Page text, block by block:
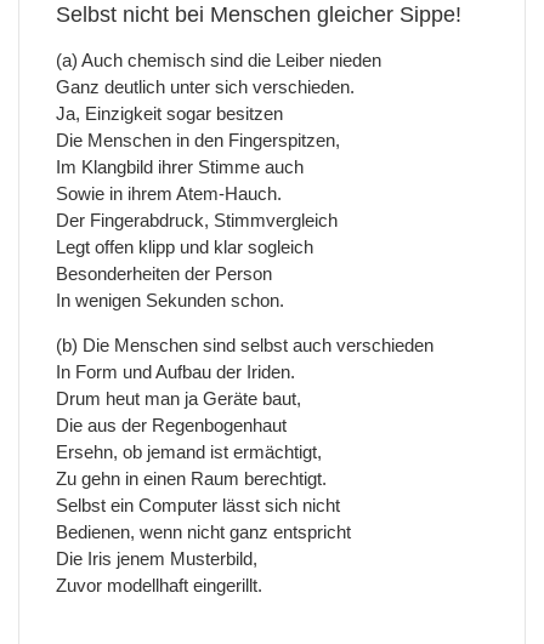
Selbst nicht bei Menschen gleicher Sippe!
(a) Auch chemisch sind die Leiber nieden
Ganz deutlich unter sich verschieden.
Ja, Einzigkeit sogar besitzen
Die Menschen in den Fingerspitzen,
Im Klangbild ihrer Stimme auch
Sowie in ihrem Atem-Hauch.
Der Fingerabdruck, Stimmvergleich
Legt offen klipp und klar sogleich
Besonderheiten der Person
In wenigen Sekunden schon.
(b) Die Menschen sind selbst auch verschieden
In Form und Aufbau der Iriden.
Drum heut man ja Geräte baut,
Die aus der Regenbogenhaut
Ersehn, ob jemand ist ermächtigt,
Zu gehn in einen Raum berechtigt.
Selbst ein Computer lässt sich nicht
Bedienen, wenn nicht ganz entspricht
Die Iris jenem Musterbild,
Zuvor modellhaft eingerillt.